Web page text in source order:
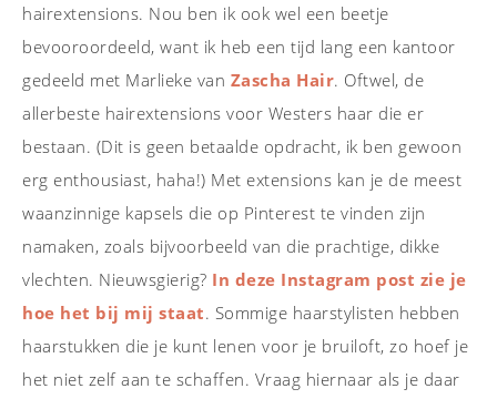
hairextensions. Nou ben ik ook wel een beetje
bevooroordeeld, want ik heb een tijd lang een kantoor
gedeeld met Marlieke van Zascha Hair. Oftwel, de
allerbeste hairextensions voor Westers haar die er
bestaan. (Dit is geen betaalde opdracht, ik ben gewoon
erg enthousiast, haha!) Met extensions kan je de meest
waanzinnige kapsels die op Pinterest te vinden zijn
namaken, zoals bijvoorbeeld van die prachtige, dikke
vlechten. Nieuwsgierig? In deze Instagram post zie je
hoe het bij mij staat. Sommige haarstylisten hebben
haarstukken die je kunt lenen voor je bruiloft, zo hoef je
het niet zelf aan te schaffen. Vraag hiernaar als je daar